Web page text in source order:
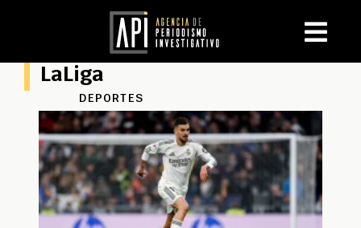
LaLiga
DEPORTES